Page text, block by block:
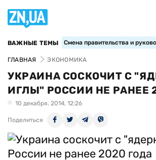
ВАЖНЫЕ ТЕМЫ Смена правительства и
ГЛАВНАЯ ЭКОНОМИКА
УКРАИНА СОСКОЧИТ С
ИГЛЫ" РОССИИ НЕ РАНЕЕ
10 декабря, 2014, 12:26
Поделиться